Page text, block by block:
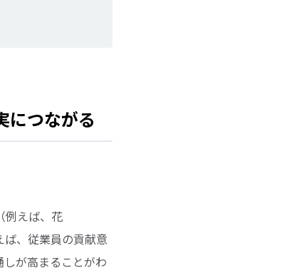
につながる
例えば、花
、従業員の貢献意
が高まることがわ